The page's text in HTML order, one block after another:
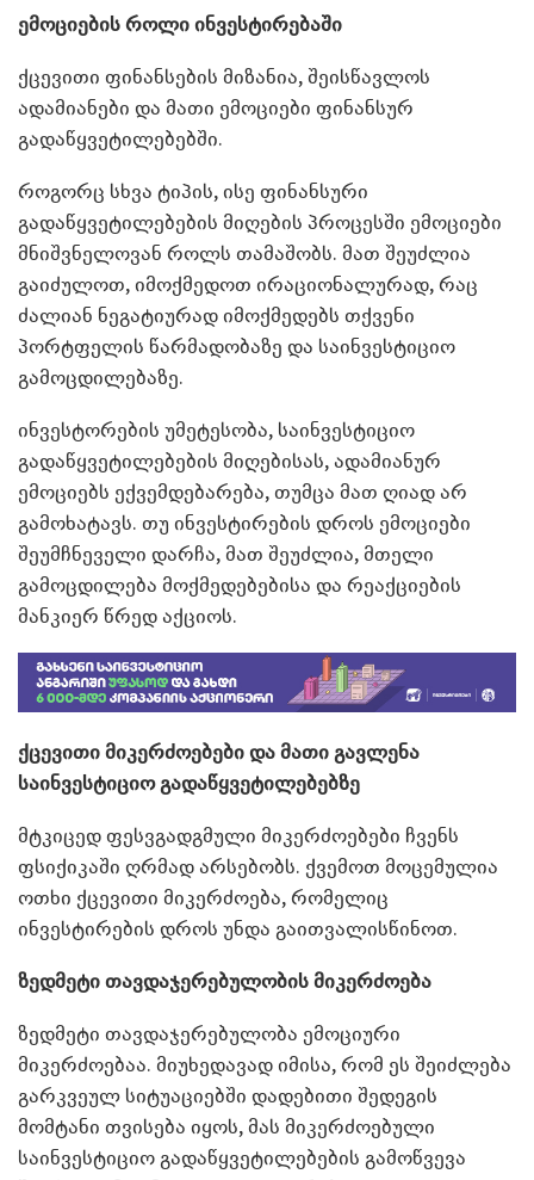
ემოციების როლი ინვესტირებაში
ქცევითი ფინანსების მიზანია, შეისწავლოს
ადამიანები და მათი ემოციები ფინანსურ
გადაწყვეტილებებში.
როგორც სხვა ტიპის, ისე ფინანსური
გადაწყვეტილებების მიღების პროცესში ემოციები
მნიშვნელოვან როლს თამაშობს. მათ შეუძლია
გაიძულოთ, იმოქმედოთ ირაციონალურად, რაც
ძალიან ნეგატიურად იმოქმედებს თქვენი
პორტფელის წარმადობაზე და საინვესტიციო
გამოცდილებაზე.
ინვესტორების უმეტესობა, საინვესტიციო
გადაწყვეტილებების მიღებისას, ადამიანურ
ემოციებს ექვემდებარება, თუმცა მათ ღიად არ
გამოხატავს. თუ ინვესტირების დროს ემოციები
შეუმჩნეველი დარჩა, მათ შეუძლია, მთელი
გამოცდილება მოქმედებებისა და რეაქციების
მანკიერ წრედ აქციოს.
ქცევითი მიკერძოებები და მათი გავლენა
საინვესტიციო გადაწყვეტილებებზე
მტკიცედ ფესვგადგმული მიკერძოებები ჩვენს
ფსიქიკაში ღრმად არსებობს. ქვემოთ მოცემულია
ოთხი ქცევითი მიკერძოება, რომელიც
ინვესტირების დროს უნდა გაითვალისწინოთ.
ზედმეტი თავდაჯერებულობის მიკერძოება
ზედმეტი თავდაჯერებულობა ემოციური
მიკერძოებაა. მიუხედავად იმისა, რომ ეს შეიძლება
გარკვეულ სიტუაციებში დადებითი შედეგის
მომტანი თვისება იყოს, მას მიკერძოებული
საინვესტიციო გადაწყვეტილებების გამოწვევა